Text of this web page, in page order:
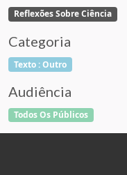
Reflexões Sobre Ciência
Categoria
Texto : Outro
Audiência
Todos Os Públicos